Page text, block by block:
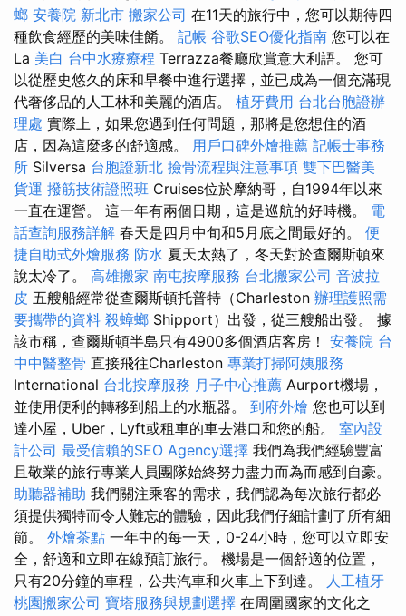
螂 安養院 新北市 搬家公司 在11天的旅行中，您可以期待四
種飲食經歷的美味佳餚。 記帳 谷歌SEO優化指南 您可以在
La 美白 台中水療療程 Terrazza餐廳欣賞意大利語。 您可
以從歷史悠久的床和早餐中進行選擇，並已成為一個充滿現
代奢侈品的人工林和美麗的酒店。 植牙費用 台北台胞證辦
理處 實際上，如果您遇到任何問題，那將是您想住的酒
店，因為這麼多的舒適感。 用戶口碑外燴推薦 記帳士事務
所 Silversa 台胞證新北 撿骨流程與注意事項 雙下巴醫美
貨運 撥筋技術證照班 Cruises位於摩納哥，自1994年以來
一直在運營。 這一年有兩個日期，這是巡航的好時機。 電
話查詢服務詳解 春天是四月中旬和5月底之間最好的。 便
捷自助式外燴服務 防水 夏天太熱了，冬天對於查爾斯頓來
說太冷了。 高雄搬家 南屯按摩服務 台北搬家公司 音波拉
皮 五艘船經常從查爾斯頓托普特（Charleston 辦理護照需
要攜帶的資料 殺蟑螂 Shipport）出發，從三艘船出發。 據
該市稱，查爾斯頓半島只有4900多個酒店客房！ 安養院 台
中中醫整骨 直接飛往Charleston 專業打掃阿姨服務
International 台北按摩服務 月子中心推薦 Aurport機場，
並使用便利的轉移到船上的水瓶器。 到府外燴 您也可以到
達小屋，Uber，Lyft或租車的車去港口和您的船。 室內設
計公司 最受信賴的SEO Agency選擇 我們為我們經驗豐富
且敬業的旅行專業人員團隊始終努力盡力而為而感到自豪。
助聽器補助 我們關注乘客的需求，我們認為每次旅行都必
須提供獨特而令人難忘的體驗，因此我們仔細計劃了所有細
節。 外燴茶點 一年中的每一天，0-24小時，您可以立即安
全，舒適和立即在線預訂旅行。 機場是一個舒適的位置，
只有20分鐘的車程，公共汽車和火車上下到達。 人工植牙
桃園搬家公司 寶塔服務與規劃選擇 在周圍國家的文化之